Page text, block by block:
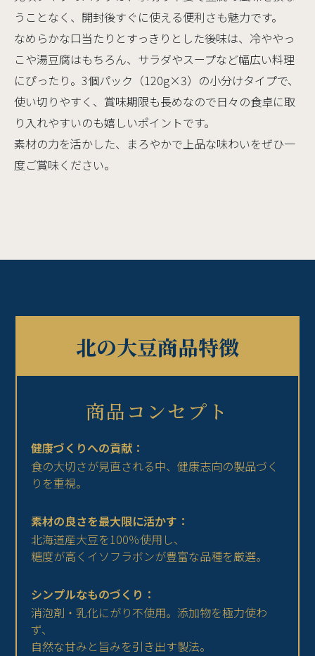
うことなく、開封後すぐに使える便利さも魅力です。
なめらかな口当たりとすっきりとした後味は、冷ややっ
こや湯豆腐はもちろん、サラダやスープなど幅広い料理
にぴったり。3個パック（120g×3）の小分けタイプで、
使い切りやすく、賞味期限も長めなので日々の食卓に取
り入れやすいのも嬉しいポイントです。
素材の力を活かした、まろやかで上品な味わいをぜひ一
度ご賞味ください。
北の大豆商品特徴
商品コンセプト
健康づくりへの貢献：
食の大切さが見直される中、健康志向の製品づく
りを重視。
素材の良さを最大限に活かす：
北海道産大豆を100％使用し、
糖度が高くイソフラボンが豊富な品種を厳選。
シンプルなものづくり：
消泡剤・乳化にがり不使用。添加物を極力使わ
ず、
自然な甘みと旨みを引き出す製法。